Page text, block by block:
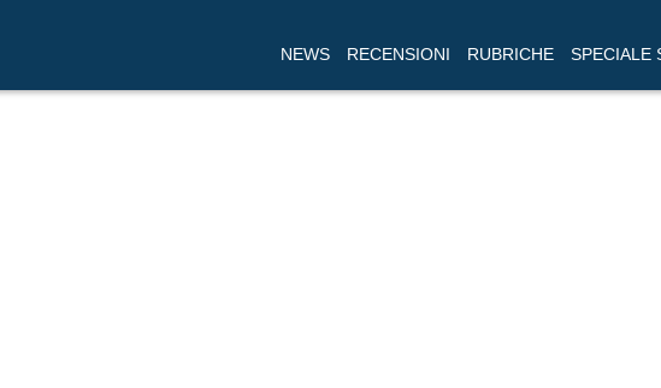
NEWS RECENSIONI RUBRICHE SPECIALE